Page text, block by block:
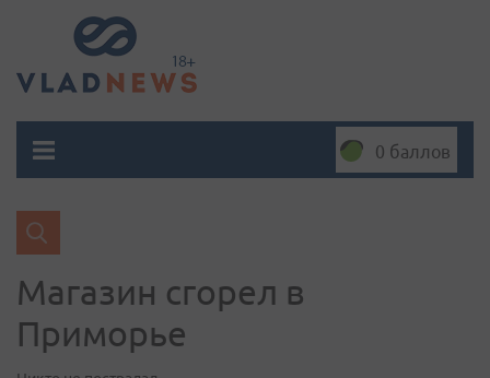
0 баллов
Магазин сгорел в
Приморье